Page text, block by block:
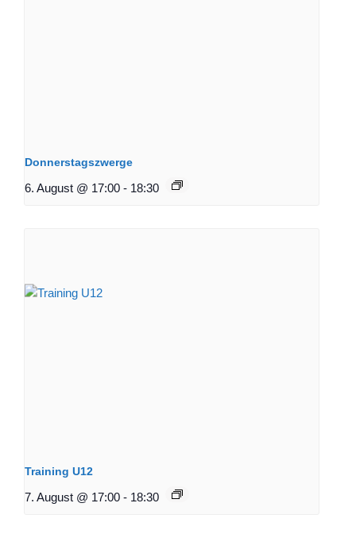
Donnerstagszwerge
6. August @ 17:00 - 18:30
Training U12
7. August @ 17:00 - 18:30